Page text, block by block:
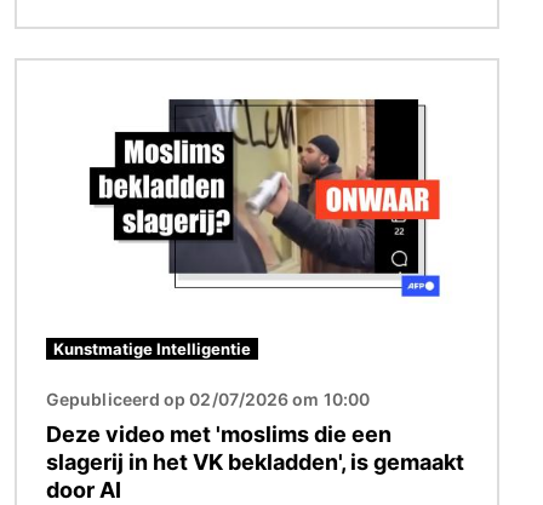
Kunstmatige Intelligentie
Gepubliceerd op 02/07/2026 om 10:00
Deze video met 'moslims die een
slagerij in het VK bekladden', is gemaakt
door AI